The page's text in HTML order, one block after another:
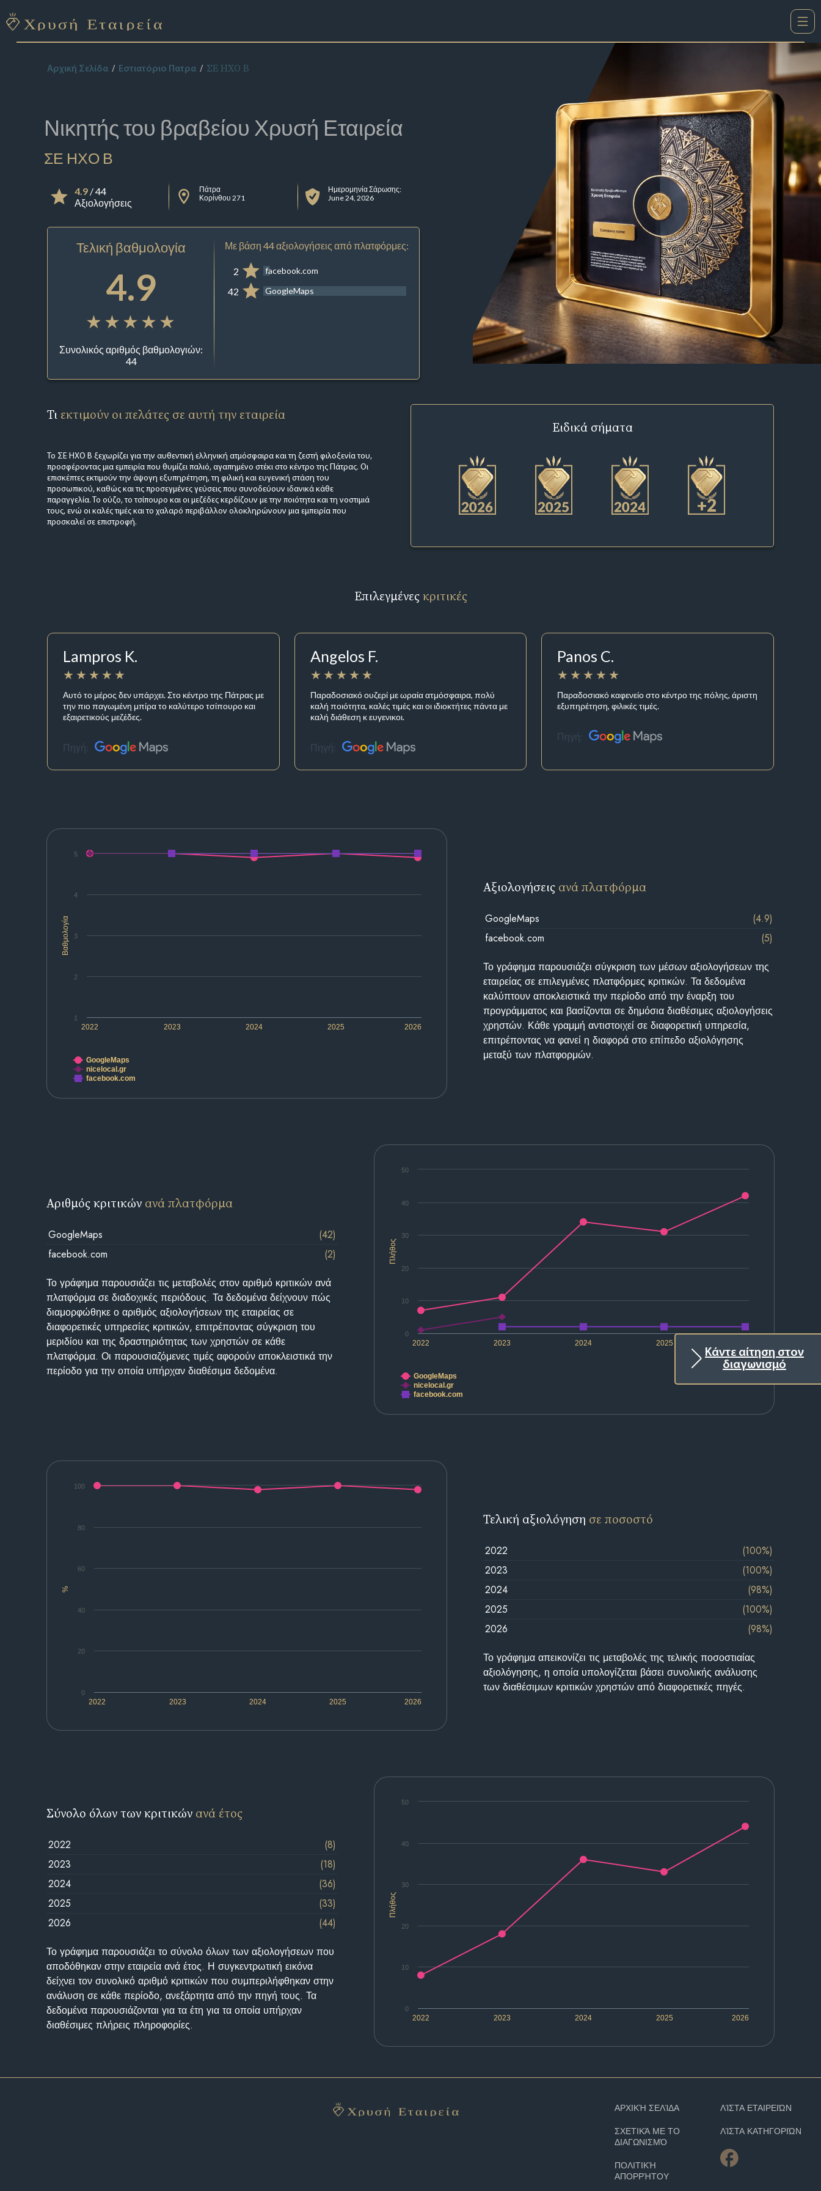
Κάντε αίτηση στον
διαγωνισμό
Αρχική Σελίδα Εστιατόριο Πατρα ΣΕ ΗΧΟ Β
Νικητής του βραβείου Χρυσή Εταιρεία
ΣΕ ΗΧΟ Β
4.9/ 44
Αξιολογήσεις
Πάτρα
Κορίνθου 271
Ημερομηνία Σάρωσης:
June 24, 2026
Τελική βαθμολογία
4.9
Συνολικός αριθμός βαθμολογιών:
44
Με βάση 44 αξιολογήσεις από πλατφόρμες:
2 facebook.com
42 GoogleMaps
Τι εκτιμούν οι πελάτες σε αυτή την εταιρεία
Το ΣΕ ΗΧΟ Β ξεχωρίζει για την αυθεντική ελληνική ατμόσφαιρα και τη ζεστή φιλοξενία του,
προσφέροντας μια εμπειρία που θυμίζει παλιό, αγαπημένο στέκι στο κέντρο της Πάτρας. Οι
επισκέπτες εκτιμούν την άψογη εξυπηρέτηση, τη φιλική και ευγενική στάση του
προσωπικού, καθώς και τις προσεγμένες γεύσεις που συνοδεύουν ιδανικά κάθε
παραγγελία. Το ούζο, το τσίπουρο και οι μεζέδες κερδίζουν με την ποιότητα και τη νοστιμιά
τους, ενώ οι καλές τιμές και το χαλαρό περιβάλλον ολοκληρώνουν μια εμπειρία που
προσκαλεί σε επιστροφή.
Ειδικά σήματα
+2
Επιλεγμένεςκριτικές
Lampros K.
Αυτό το μέρος δεν υπάρχει. Στο κέντρο της Πάτρας με
την πιο παγωμένη μπίρα το καλύτερο τσίπουρο και
εξαιρετικούς μεζέδες.
Πηγή:
Angelos F.
Παραδοσιακό ουζερί με ωραία ατμόσφαιρα, πολύ
καλή ποιότητα, καλές τιμές και οι ιδιοκτήτες πάντα με
καλή διάθεση κ ευγενικοι.
Πηγή:
Panos C.
Παραδοσιακό καφενείο στο κέντρο της πόλης, άριστη
εξυπηρέτηση, φιλικές τιμές.
Πηγή:
Βαθμολογία
2022 2023 2024 2025 2026
1
2
3
4
5
GoogleMaps
nicelocal.gr
facebook.com
Αξιολογήσεις ανά πλατφόρμα
GoogleMaps
(4.9)
facebook.com
(5)
Το γράφημα παρουσιάζει σύγκριση των μέσων αξιολογήσεων της
εταιρείας σε επιλεγμένες πλατφόρμες κριτικών. Τα δεδομένα
καλύπτουν αποκλειστικά την περίοδο από την έναρξη του
προγράμματος και βασίζονται σε δημόσια διαθέσιμες αξιολογήσεις
χρηστών. Κάθε γραμμή αντιστοιχεί σε διαφορετική υπηρεσία,
επιτρέποντας να φανεί η διαφορά στο επίπεδο αξιολόγησης
μεταξύ των πλατφορμών.
Πλήθος
2022 2023 2024 2025
0
10
20
30
40
50
GoogleMaps
nicelocal.gr
facebook.com
Αριθμός κριτικών ανά πλατφόρμα
GoogleMaps
(42)
facebook.com
(2)
Το γράφημα παρουσιάζει τις μεταβολές στον αριθμό κριτικών ανά
πλατφόρμα σε διαδοχικές περιόδους. Τα δεδομένα δείχνουν πώς
διαμορφώθηκε ο αριθμός αξιολογήσεων της εταιρείας σε
διαφορετικές υπηρεσίες κριτικών, επιτρέποντας σύγκριση του
μεριδίου και της δραστηριότητας των χρηστών σε κάθε
πλατφόρμα. Οι παρουσιαζόμενες τιμές αφορούν αποκλειστικά την
περίοδο για την οποία υπήρχαν διαθέσιμα δεδομένα.
%
2022 2023 2024 2025 2026
0
20
40
60
80
100
Τελική αξιολόγηση σε ποσοστό
2022
(100%)
2023
(100%)
2024
(98%)
2025
(100%)
2026
(98%)
Το γράφημα απεικονίζει τις μεταβολές της τελικής ποσοστιαίας
αξιολόγησης, η οποία υπολογίζεται βάσει συνολικής ανάλυσης
των διαθέσιμων κριτικών χρηστών από διαφορετικές πηγές.
Πλήθος
2022 2023 2024 2025 2026
0
10
20
30
40
50
Σύνολο όλων των κριτικών ανά έτος
2022
(8)
2023
(18)
2024
(36)
2025
(33)
2026
(44)
Το γράφημα παρουσιάζει το σύνολο όλων των αξιολογήσεων που
αποδόθηκαν στην εταιρεία ανά έτος. Η συγκεντρωτική εικόνα
δείχνει τον συνολικό αριθμό κριτικών που συμπεριλήφθηκαν στην
ανάλυση σε κάθε περίοδο, ανεξάρτητα από την πηγή τους. Τα
δεδομένα παρουσιάζονται για τα έτη για τα οποία υπήρχαν
διαθέσιμες πλήρεις πληροφορίες.
ΑΡΧΙΚΉ ΣΕΛΊΔΑ
ΣΧΕΤΙΚΆ ΜΕ ΤΟ
ΔΙΑΓΩΝΙΣΜΌ
ΠΟΛΙΤΙΚΉ
ΑΠΟΡΡΉΤΟΥ
ΛΊΣΤΑ ΕΤΑΙΡΕΙΏΝ
ΛΊΣΤΑ ΚΑΤΗΓΟΡΙΏΝ